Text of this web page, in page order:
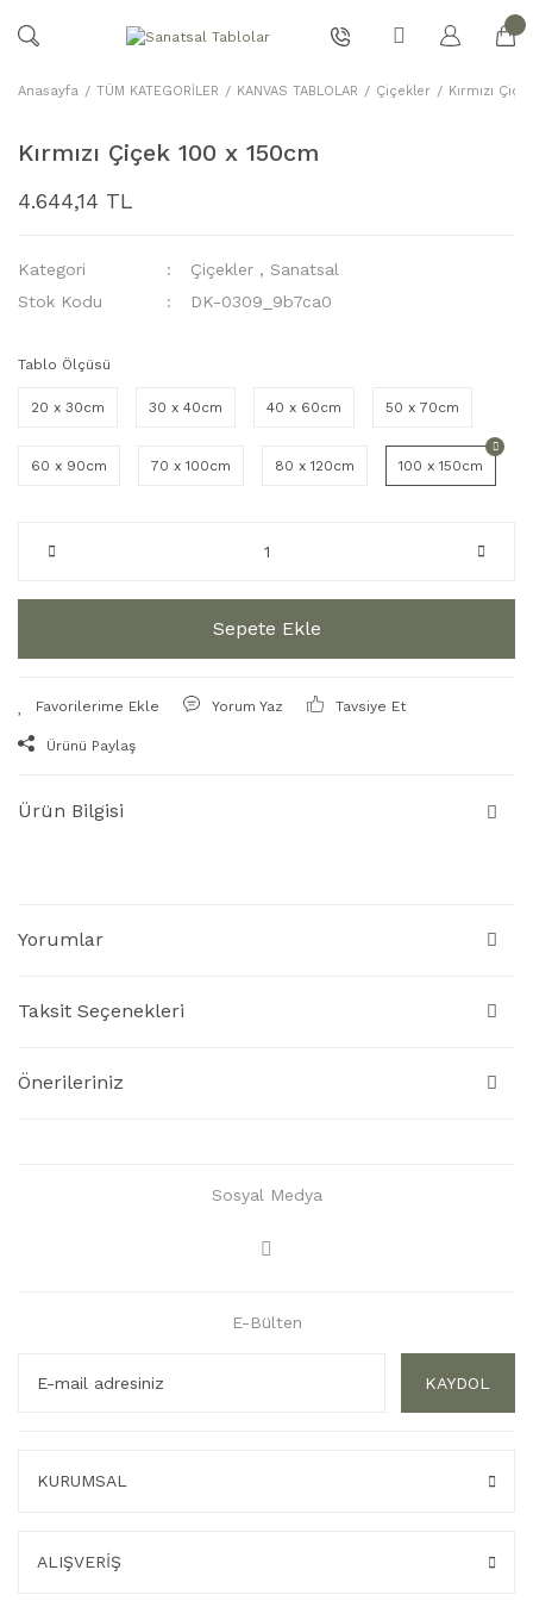
Anasayfa TÜM KATEGORİLER KANVAS TABLOLAR Çiçekler Kırmızı
Kırmızı Çiçek 100 x 150cm
4.644,14 TL
Kategori Çiçekler ,Sanatsal
Stok Kodu
DK-0309_9b7ca0
Tablo Ölçüsü
20 x 30cm 30 x 40cm 40 x 60cm 50 x 70cm
60 x 90cm 70 x 100cm 80 x 120cm 100 x 150cm
Sepete Ekle
Yorum Yaz Tavsiye Et
Ürünü Paylaş
Ürün Bilgisi
Yorumlar
Taksit Seçenekleri
Önerileriniz
Sosyal Medya
E-Bülten
KAYDOL
KURUMSAL
ALIŞVERİŞ